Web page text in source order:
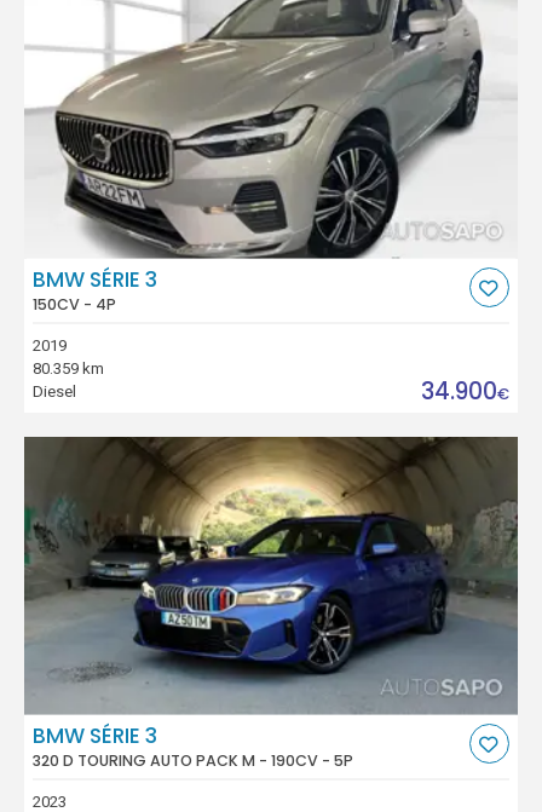
BMW SÉRIE 3
150CV - 4P
2019
80.359 km
Diesel
34.900€
BMW SÉRIE 3
320 D TOURING AUTO PACK M - 190CV - 5P
2023